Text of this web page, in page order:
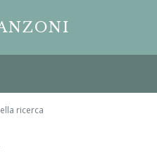
ricerca